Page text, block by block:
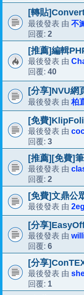
[轉貼
最後發表 由 不
回覆: 2
[推薦]編輯
最後發表 由
回覆: 40
[分享]NVU網
最後發表 由柏
[免費
最後發表 由
回覆: 3
[推薦][免費]
最後發表 由
回覆: 2
[免費]文鼎公
最後發表 由
[分享
最後發表 由
回覆: 6
[分享
最後發表 由
回覆: 1